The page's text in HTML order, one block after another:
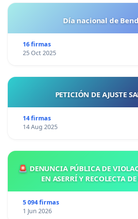
Día nacional de
16 firmas
25 Oct 2025
PETICIÓN DE AJUSTE
14 firmas
14 Aug 2025
🚨 DENUNCIA PÚBLICA DE
EN ASERRÍ Y RECOLECTA
5 094 firmas
1 Jun 2026